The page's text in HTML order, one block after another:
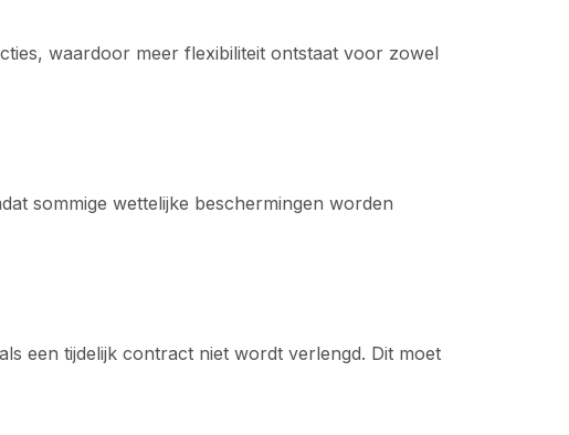
waardoor meer flexibiliteit ontstaat voor zowel
sommige wettelijke beschermingen worden
een tijdelijk contract niet wordt verlengd. Dit moet